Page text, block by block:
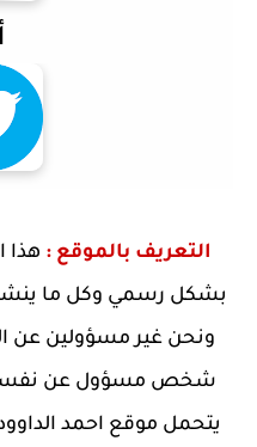
التعريف بالموقع : هذا
بشكل رسمي وكل ما
ونحن غير مسؤولين عن
شخص مسؤول عن نفسه
يتحمل موقع احمد